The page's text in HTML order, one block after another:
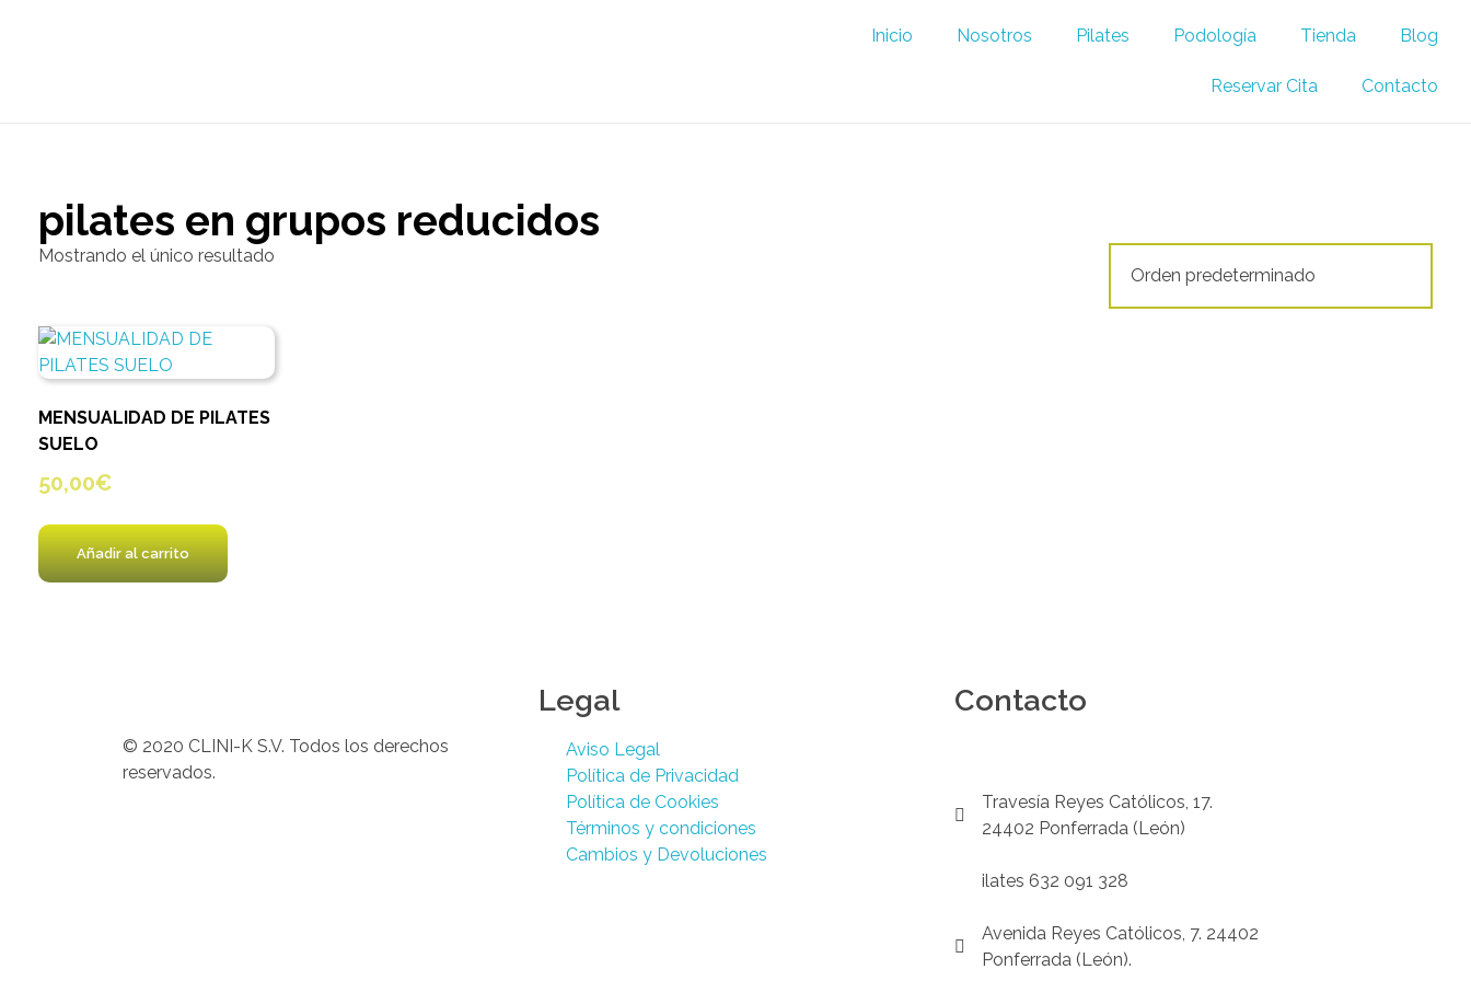
Inicio Nosotros Pilates Podología Tienda Blog
Reservar Cita Contacto
pilates en grupos reducidos
Mostrando el único resultado
MENSUALIDAD DE PILATES
SUELO
50,00€
Añadir al carrito
© 2020 CLINI-K S.V. Todos los derechos
reservados.
Legal
Aviso Legal
Política de Privacidad
Política de Cookies
Términos y condiciones
Cambios y Devoluciones
Contacto
Travesía Reyes Católicos, 17.
24402 Ponferrada (León)
ilates 632 091 328
Avenida Reyes Católicos, 7. 24402
Ponferrada (León).